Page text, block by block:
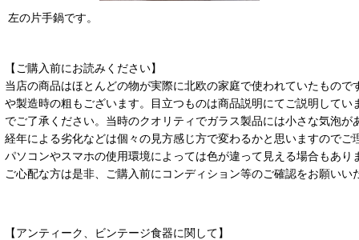
左の片手鍋です。
【ご購入前にお読みください】
当店の商品はほとんどの物が実際に北欧の家庭で使われていたもの
や製造時の粗もございます。目立つものは商品説明にてご説明して
でご了承ください。当時のクオリティでガラス製品には小さな気泡が
経年による劣化などは個々の見方感じ方で変わるかと思いますのでご
パソコンやスマホの使用環境によっては色が違って見える場合もあ
ご心配な方は是非、ご購入前にコンディション等のご確認をお願い
【アンティーク、ビンテージ食器に関して】